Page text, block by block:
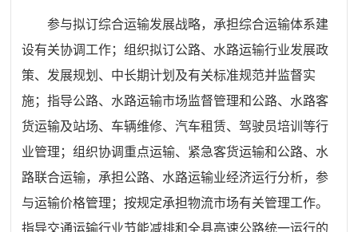
参与拟订综合运输发展战略，承担综合运输体系建
设有关协调工作；组织拟订公路、水路运输行业发展政
策、发展规划、中长期计划及有关标准规范并监督实
施；指导公路、水路运输市场监督管理和公路、水路客
货运输及站场、车辆维修、汽车租赁、驾驶员培训等行
业管理；组织协调重点运输、紧急客货运输和公路、水
路联合运输，承担公路、水路运输业经济运行分析，参
与运输价格管理；按规定承担物流市场有关管理工作。
指导交通运输行业节能减排和全县高速公路统一运行的